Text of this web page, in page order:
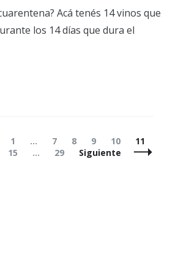
Acá tenés 14 vinos que
los 14 días que dura el
Página
1 … Página
7 Página
8 Página
9 Página
10 Página
11
Página
15 … Página
29 Siguiente